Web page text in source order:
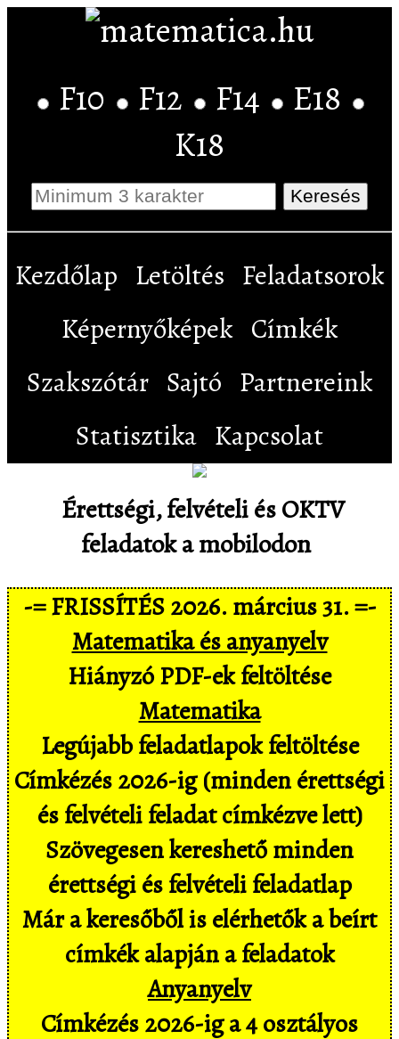
F10 F12 F14
E18
K18
Kezdőlap Letöltés Feladatsorok
Képernyőképek Címkék
Szakszótár Sajtó Partnereink
Statisztika Kapcsolat
Érettségi, felvételi és OKTV
feladatok a mobilodon
-= FRISSÍTÉS 2026. március 31. =-
Matematika és anyanyelv
Hiányzó PDF-ek feltöltése
Matematika
Legújabb feladatlapok feltöltése
Címkézés 2026-ig (minden érettségi
és felvételi feladat címkézve lett)
Szövegesen kereshető minden
érettségi és felvételi feladatlap
Már a keresőből is elérhetők a beírt
címkék alapján a feladatok
Anyanyelv
Címkézés 2026-ig a 4 osztályos